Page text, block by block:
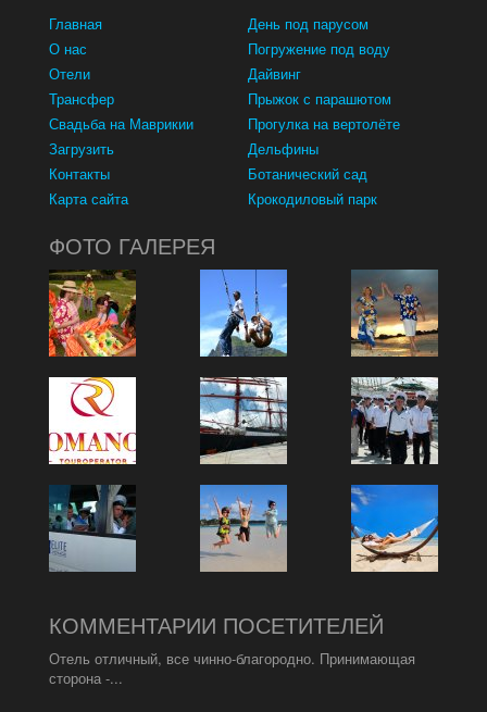
Главная
О нас
Отели
Трансфер
Свадьба на Маврикии
Загрузить
Контакты
Карта сайта
День под парусом
Погружение под воду
Дайвинг
Прыжок с парашютом
Прогулка на вертолёте
Дельфины
Ботанический сад
Крокодиловый парк
ФОТО ГАЛЕРЕЯ
КОММЕНТАРИИ ПОСЕТИТЕЛЕЙ
Отель отличный, все чинно-благородно. Принимающая
сторона -...